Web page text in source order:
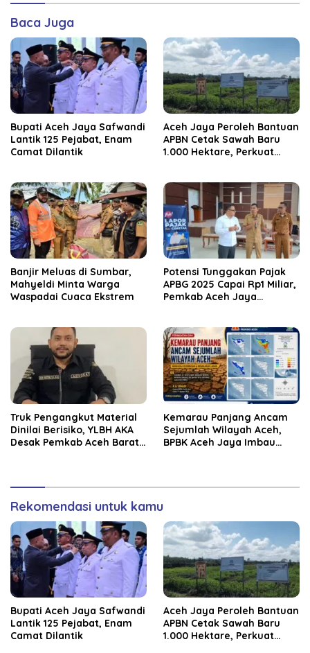
Baca Juga
Bupati Aceh Jaya Safwandi
Lantik 125 Pejabat, Enam
Camat Dilantik
Aceh Jaya Peroleh Bantuan
APBN Cetak Sawah Baru
1.000 Hektare, Perkuat
Banjir Meluas di Sumbar,
Mahyeldi Minta Warga
Waspadai Cuaca Ekstrem
Potensi Tunggakan Pajak
APBG 2025 Capai Rp1 Miliar,
Pemkab Aceh Jaya
Truk Pengangkut Material
Dinilai Berisiko, YLBH AKA
Desak Pemkab Aceh Barat
Kemarau Panjang Ancam
Sejumlah Wilayah Aceh,
BPBK Aceh Jaya Imbau
Rekomendasi untuk kamu
Bupati Aceh Jaya Safwandi
Lantik 125 Pejabat, Enam
Camat Dilantik
Aceh Jaya Peroleh Bantuan
APBN Cetak Sawah Baru
1.000 Hektare, Perkuat